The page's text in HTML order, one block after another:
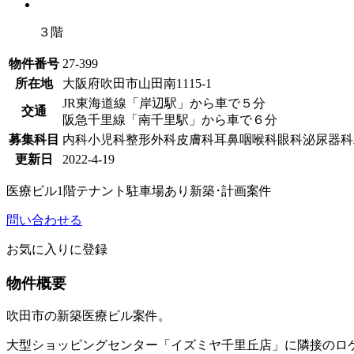
３階
物件番号 27-399
所在地
大阪府吹田市山田南1115-1
交通
JR東海道線「岸辺駅」から車で５分
阪急千里線「南千里駅」から車で６分
募集科目 内科小児科整形外科皮膚科耳鼻咽喉科眼科泌尿器科
更新日
2022-4-19
医療ビル1階テナント 駐車場あり 新築･計画案件
問い合わせる
お気に入りに登録
物件概要
吹田市の新築医療ビル案件。
大型ショッピングセンター「イズミヤ千里丘店」に隣接のロ